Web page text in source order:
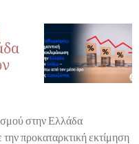
στην Ελλάδα
προκαταρκτική εκτίμηση